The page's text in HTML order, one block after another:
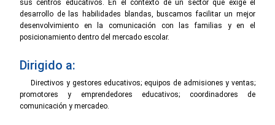
sus centros educativos. En el contexto de un sector que exige el
desarrollo de las habilidades blandas, buscamos facilitar un mejor
desenvolvimiento en la comunicación con las familias y en el
posicionamiento dentro del mercado escolar.
Dirigido a:
Directivos y gestores educativos; equipos de admisiones y ventas;
promotores y emprendedores educativos; coordinadores de
comunicación y mercadeo.